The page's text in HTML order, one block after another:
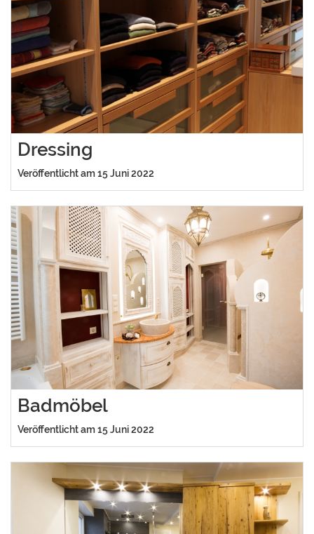
Dressing
Veröffentlicht am 15 Juni 2022
Badmöbel
Veröffentlicht am 15 Juni 2022